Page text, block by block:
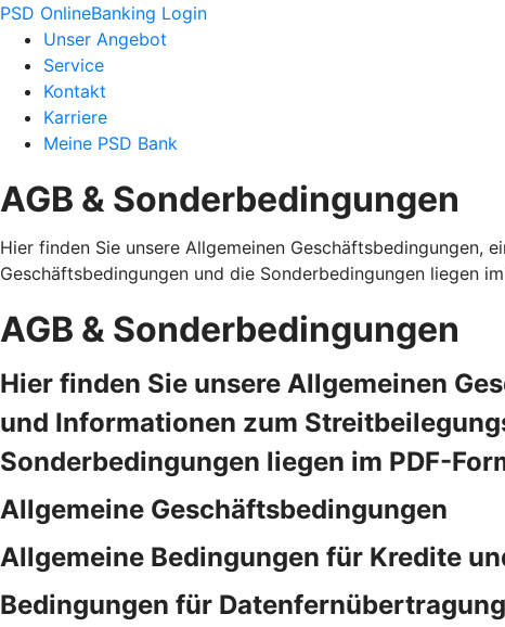
PSD OnlineBanking Login
Unser Angebot
Service
Kontakt
Karriere
Meine PSD Bank
AGB & Sonderbedingungen
Hier finden Sie unsere Allgemeinen Geschäftsbedingungen,
Geschäftsbedingungen und die Sonderbedingungen liegen
AGB & Sonderbedingungen
Hier finden Sie unsere Allgemeinen
und Informationen zum
Sonderbedingungen liegen im PDF-
Allgemeine Geschäftsbedingungen
Allgemeine Bedingungen für Kredite
Bedingungen für Datenfernübertragung